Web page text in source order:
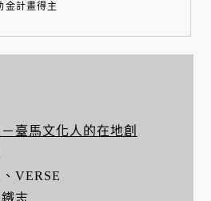
金計畫得主
臺馬文化人的在地創
VERSE
志